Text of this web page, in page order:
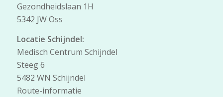
Gezondheidslaan 1H
5342 JW Oss
Locatie Schijndel:
Medisch Centrum Schijndel
Steeg 6
5482 WN Schijndel
Route-informatie